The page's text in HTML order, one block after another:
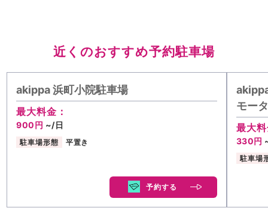
近くのおすすめ予約駐車場
akippa 浜町小院駐車場
最大料金：
900円 ~/日
駐車場形態 平置き
予約する
モー
最大
330円
駐車場